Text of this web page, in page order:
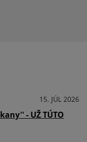
15. JÚL 2026
- UŽ TÚTO